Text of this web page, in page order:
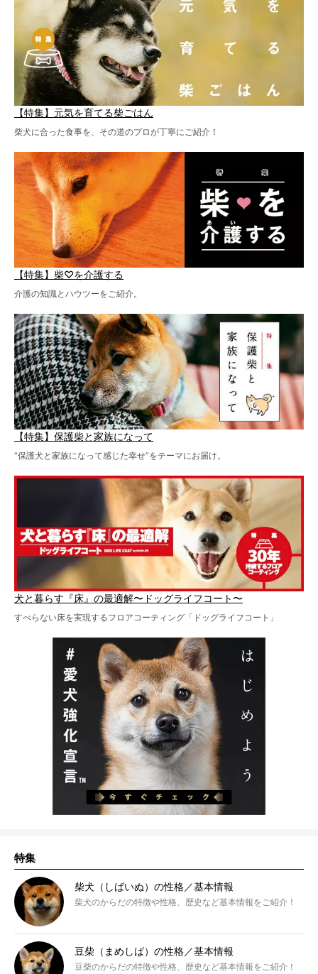
【特集】元気を育てる柴ごはん
柴犬に合った食事を、その道のプロが丁寧にご紹介！
【特集】柴♡を介護する
介護の知識とハウツーをご紹介。
【特集】保護柴と家族になって
“保護犬と家族になって感じた幸せ”をテーマにお届け。
犬と暮らす『床』の最適解〜ドッグライフコート〜
すべらない床を実現するフロアコーティング「ドッグライフコート」
特集
柴犬（しばいぬ）の性格／基本情報
柴犬のからだの特徴や性格、歴史など基本情報をご紹介！
豆柴（まめしば）の性格／基本情報
豆柴のからだの特徴や性格、歴史など基本情報をご紹介！